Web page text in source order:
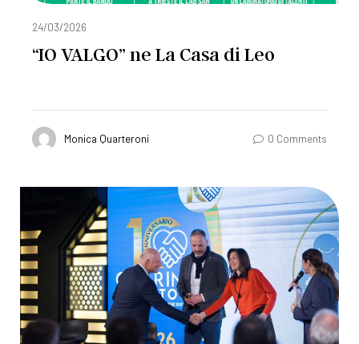
24/03/2026
“IO VALGO” ne La Casa di Leo
Monica Quarteroni 0 Comments